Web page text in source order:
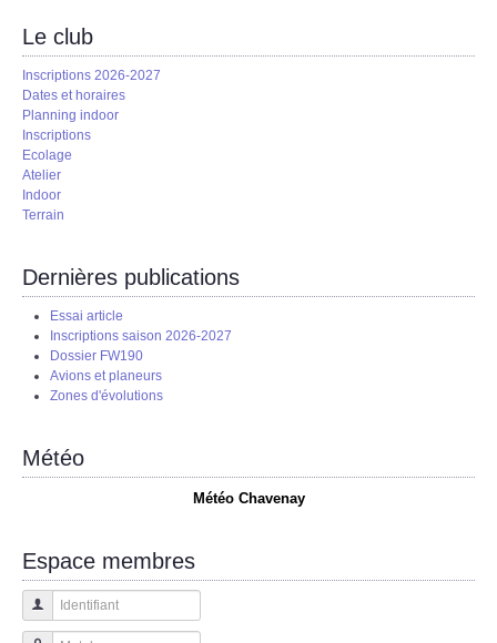
LE CLUB
TECHNIQUES
LIENS
Le club
Inscriptions 2026-2027
Dates et horaires
Planning indoor
Inscriptions
Ecolage
Atelier
Indoor
Terrain
Dernières publications
Essai article
Inscriptions saison 2026-2027
Dossier FW190
Avions et planeurs
Zones d'évolutions
Météo
Météo Chavenay
Espace membres
Identifiant